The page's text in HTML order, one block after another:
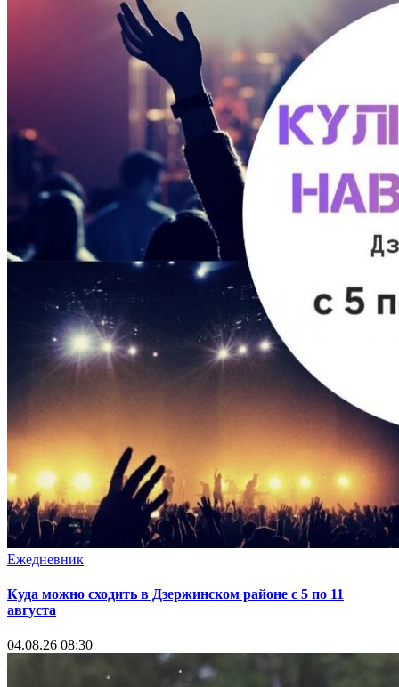
Ежедневник
Куда можно сходить в Дзержинском районе с 5 по 11
августа
04.08.26 08:30